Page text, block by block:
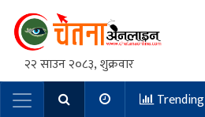
२२ साउन २०८३, शुक्रवार
Trending